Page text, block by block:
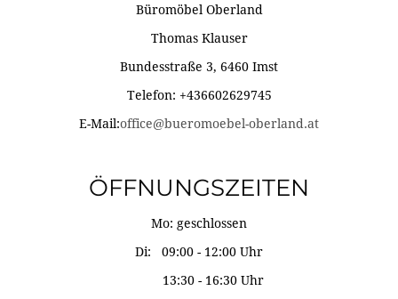
Büromöbel Oberland
Thomas Klauser
Bundesstraße 3, 6460 Imst
Telefon: +436602629745
E-Mail:office@bueromoebel-oberland.at
ÖFFNUNGSZEITEN
Mo: geschlossen
Di: 09:00 - 12:00 Uhr
13:30 - 16:30 Uhr